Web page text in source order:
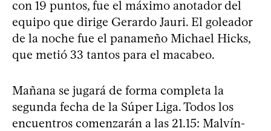
con 19 puntos, fue el máximo anotador del
equipo que dirige Gerardo Jauri. El goleador
de la noche fue el panameño Michael Hicks,
que metió 33 tantos para el macabeo.
Mañana se jugará de forma completa la
segunda fecha de la Súper Liga. Todos los
encuentros comenzarán a las 21.15: Malvín-